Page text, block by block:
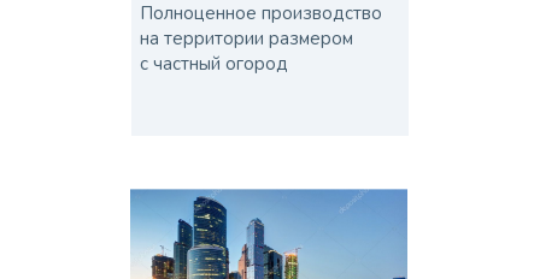
Полноценное производство
на территории размером
с частный огород